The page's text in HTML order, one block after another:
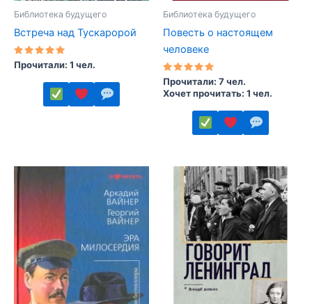
Библиотека будущего
Встреча над Тускаророй
Оценка
5.00
Прочитали: 1 чел.
несколько
вариаций.
Опции
выбрать
на
странице
товара.
Библиотека будущего
Повесть о настоящем
человеке
Оценка
5.00
из 5
Прочитали: 7 чел.
Хочет прочитать: 1 чел.
товар
имеет
несколько
вариаций.
Опции
можно
выбрать